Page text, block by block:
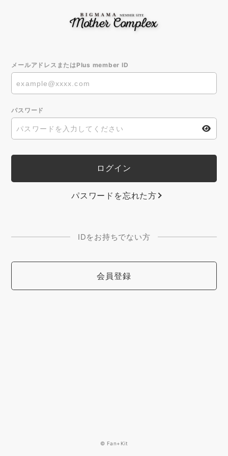
メールアドレスまたはPlus member ID
パスワード
パスワードを忘れた方
IDをお持ちでない方
会員登録
© Fan+Kit